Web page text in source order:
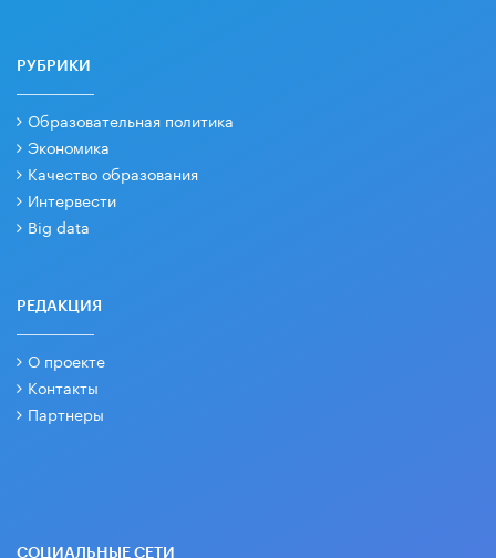
РУБРИКИ
Образовательная политика
Экономика
Качество образования
Интервести
Big data
РЕДАКЦИЯ
О проекте
Контакты
Партнеры
СОЦИАЛЬНЫЕ СЕТИ